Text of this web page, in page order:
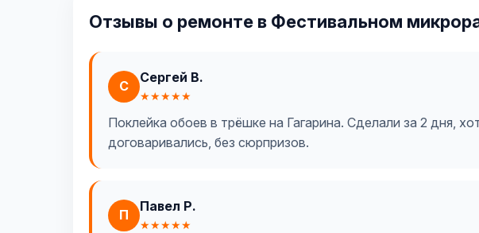
Отзывы о ремонте в Фестивальном
С
Сергей В.
★★★★★
Поклейка обоев в трёшке на Гагарина. Сделали за 2 дня,
договаривались, без сюрпризов.
П
Павел Р.
★★★★★